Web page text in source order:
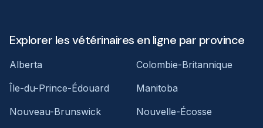
Explorer les vétérinaires en ligne par province
Alberta
Colombie-Britannique
Île-du-Prince-Édouard
Manitoba
Nouveau-Brunswick
Nouvelle-Écosse